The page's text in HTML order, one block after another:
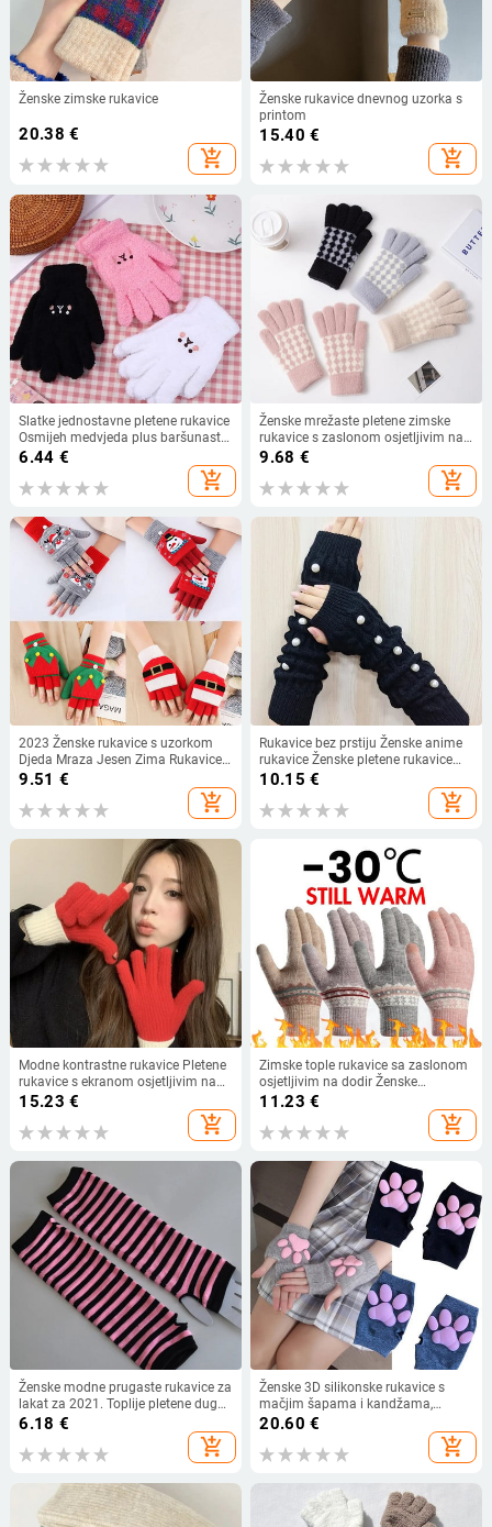
Ženske zimske rukavice
20.38 €
add_shopping_cart
Ženske rukavice dnevnog uzorka s
printom
15.40 €
add_shopping_cart
Slatke jednostavne pletene rukavice
Osmijeh medvjeda plus baršunaste
rukavice s punim prstima Ženske
rukavice Vunene rukavice Rukavice
s dodirnim zaslonom
6.44 €
add_shopping_cart
Ženske mrežaste pletene zimske
rukavice s zaslonom osjetljivim na
dodir, tople toplinske, mekane,
udobne, elastične ženske rukavice,
vanjski dodaci
9.68 €
add_shopping_cart
2023 Ženske rukavice s uzorkom
Djeda Mraza Jesen Zima Rukavice s
pola prsta za žene Božićne rukavice
9.51 €
add_shopping_cart
Rukavice bez prstiju Ženske anime
rukavice Ženske pletene rukavice
Zimski grijači za ruke Japanski
gotički rukavi za gležnjeve Harajuku
Y2k
10.15 €
add_shopping_cart
Modne kontrastne rukavice Pletene
rukavice s ekranom osjetljivim na
dodir Ženske zimske rukavice Tople
rukavice za jahanje Radne rukavice
Rukavice s rukavicama za žene
15.23 €
add_shopping_cart
Zimske tople rukavice sa zaslonom
osjetljivim na dodir Ženske
rastezljive rukavice za pletenje
Akrilne rukavice s punim prstima
Ženske ženske pletene zimske
11.23 €
add_shopping_cart
Ženske modne prugaste rukavice za
lakat za 2021. Toplije pletene duge
rukavice bez prstiju Rukavice za
6.18 €
add_shopping_cart
Ženske 3D silikonske rukavice s
mačjim šapama i kandžama,
zimske rukavice od umjetnog krzna,
slatke mače rukavice bez prstiju,
Božićna noć vještica za ženske
20.60 €
add_shopping_cart